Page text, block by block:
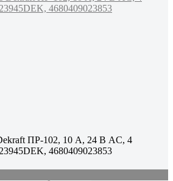
ПР-102, 10 А, 24 В AC, 4
4680409023853